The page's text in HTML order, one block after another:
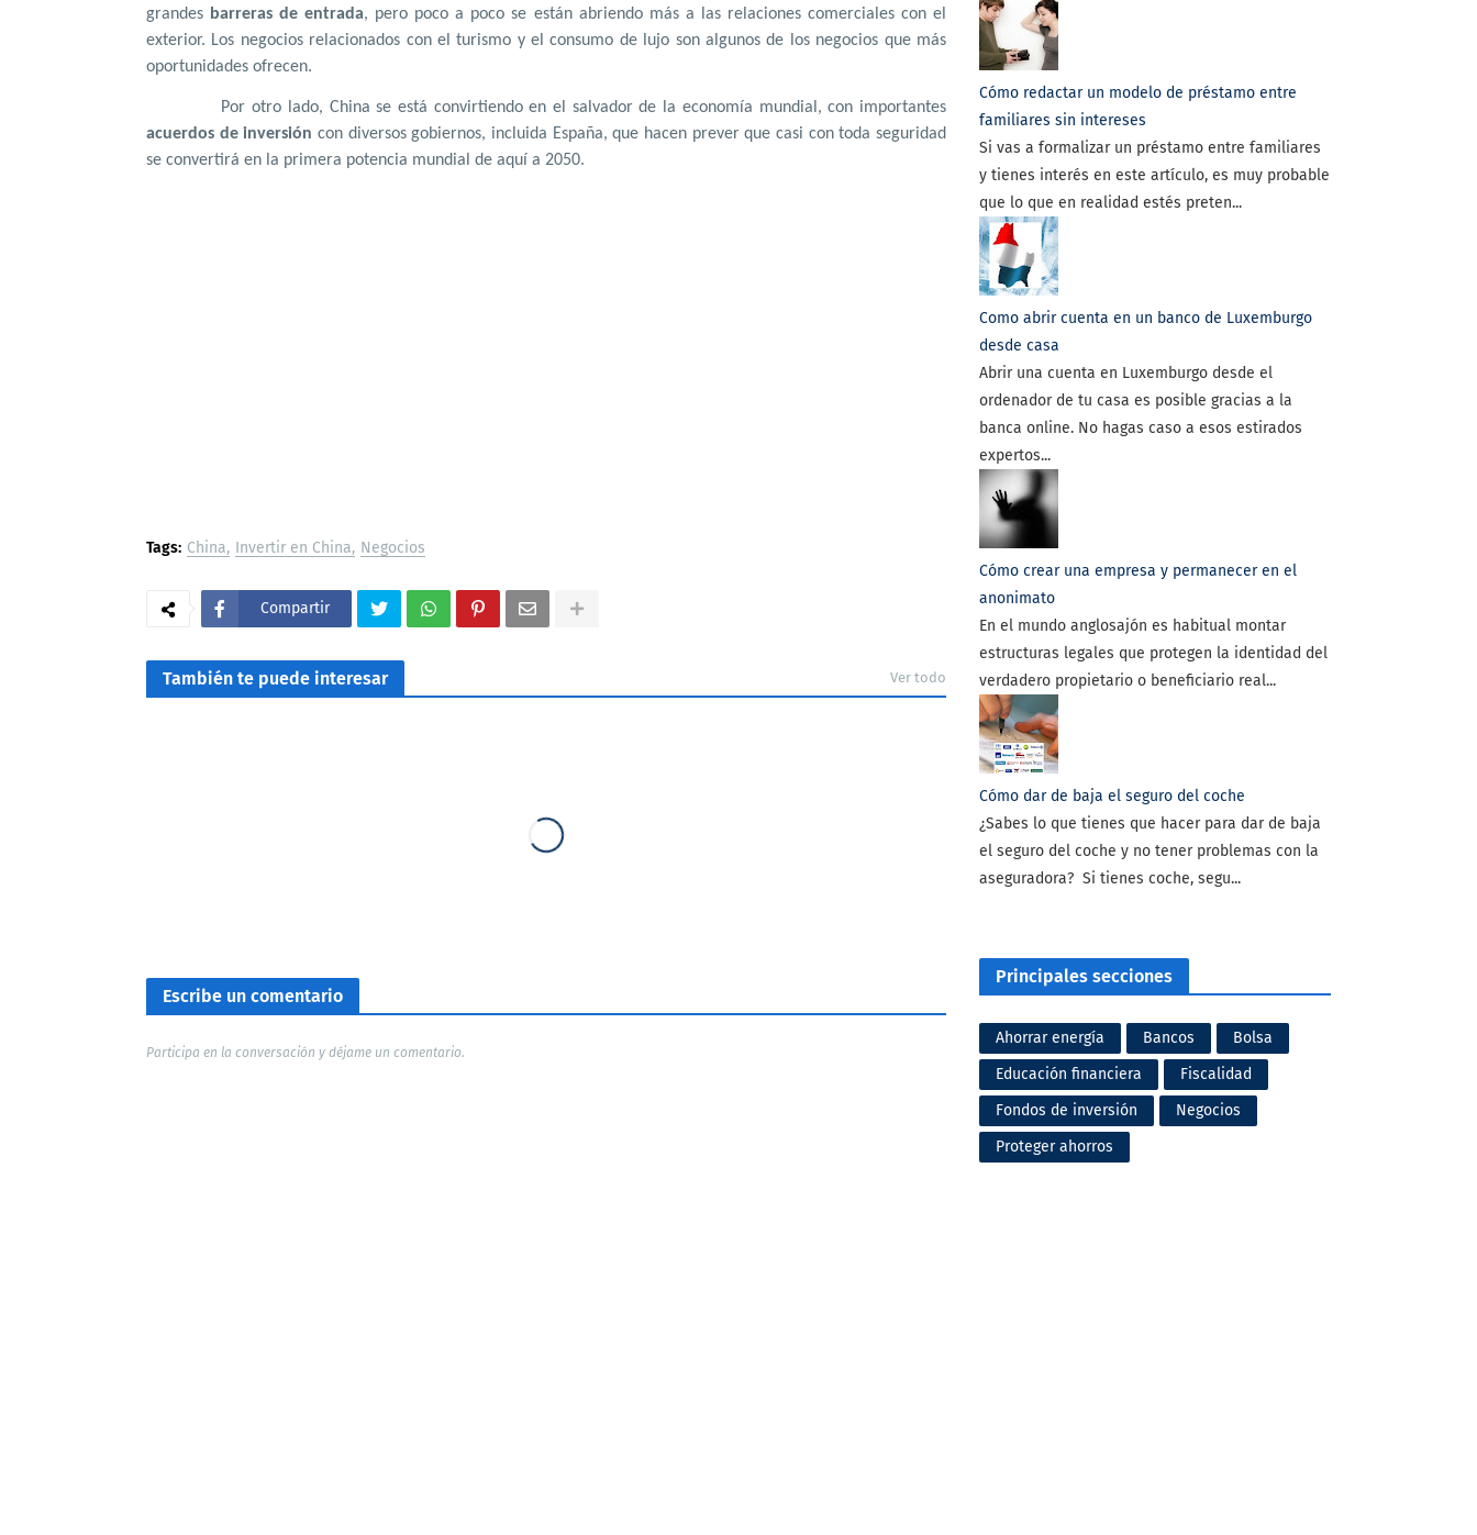
grandes barreras de entrada, pero poco a poco se están abriendo más a las relaciones comerciales con el
exterior. Los negocios relacionados con el turismo y el consumo de lujo son algunos de los negocios que más
oportunidades ofrecen.
Por otro lado, China se está convirtiendo en el salvador de la economía mundial, con importantes
acuerdos de inversión con diversos gobiernos, incluida España, que hacen prever que casi con toda seguridad
se convertirá en la primera potencia mundial de aquí a 2050.
Tags: China Invertir en China Negocios
Compartir
También te puede interesar Ver todo
Escribe un comentario
Participa en la conversación y déjame un comentario.
Cómo redactar un modelo de préstamo entre
familiares sin intereses
Si vas a formalizar un préstamo entre familiares
y tienes interés en este artículo, es muy probable
que lo que en realidad estés preten...
Como abrir cuenta en un banco de Luxemburgo
desde casa
Abrir una cuenta en Luxemburgo desde el
ordenador de tu casa es posible gracias a la
banca online. No hagas caso a esos estirados
expertos...
Cómo crear una empresa y permanecer en el
anonimato
En el mundo anglosajón es habitual montar
estructuras legales que protegen la identidad del
verdadero propietario o beneficiario real...
Cómo dar de baja el seguro del coche
¿Sabes lo que tienes que hacer para dar de baja
el seguro del coche y no tener problemas con la
aseguradora? Si tienes coche, segu...
Principales secciones
Ahorrar energía Bancos
Bolsa
Educación financiera
Fiscalidad
Fondos de inversión
Negocios
Proteger ahorros